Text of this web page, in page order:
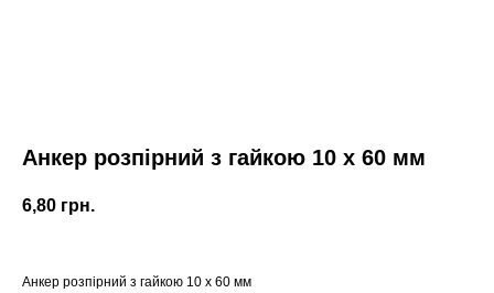
Анкер розпірний з гайкою 10 х 60 мм
6,80 грн.
Анкер розпірний з гайкою 10 х 60 мм